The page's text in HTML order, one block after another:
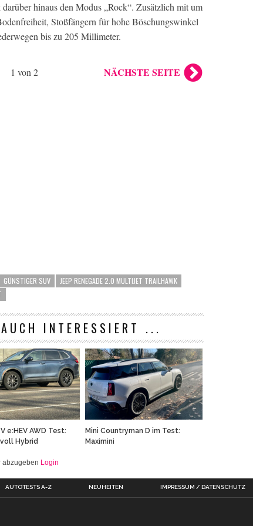
hinaus den Modus „Rock“. Zusätzlich mit um
Stoßfängern für hohe Böschungswinkel
bis zu 205 Millimeter.
1 von 2 NÄCHSTE SEITE
GÜNSTIGER SUV
JEEP RENEGADE 2.0 MULTIJET TRAILHAWK
INTERESSIERT ...
e:HEV AWD Test:
Hybrid
Mini Countryman D im Test:
Maximini
abzugeben Login
AUTOTESTS A-Z NEUHEITEN IMPRESSUM / DATENSCHUTZ